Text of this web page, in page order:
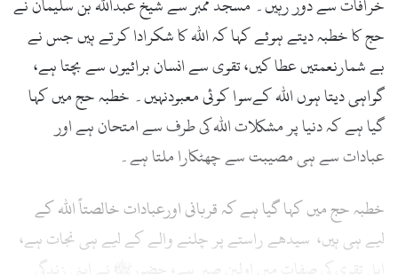
حج کا خطبہ دیتے ہوئے کہا کہ اللہ کا شکرادا کرتے ہیں جس نے
بے شمارنعمتیں عطا کیں، تقوی سے انسان برائیوں سے بچتا ہے،
گواہی دیتا ہوں اللہ کےسوا کوئی معبودنہیں۔ خطبہ حج میں کہا
گیا ہے کہ دنیا پر مشکلات اللہ کی طرف سے امتحان ہے اور
عبادات سے ہی مصیبت سے چھٹکارا ملتا ہے۔
خطبہ حج میں کہا گیا ہے کہ قربانی اورعبادات خالصتاً اللہ کے
لیے ہی ہیں، سیدھے راستے پر چلنے والے کے لیے ہی نجات ہے،
اہل تقوی کی صفات میں اولین صبر ہے، حضورﷺ نے اپنی زندگی